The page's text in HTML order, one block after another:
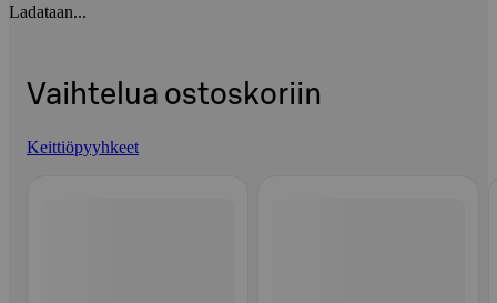
Ladataan...
Vaihtelua ostoskoriin
Keittiöpyyhkeet